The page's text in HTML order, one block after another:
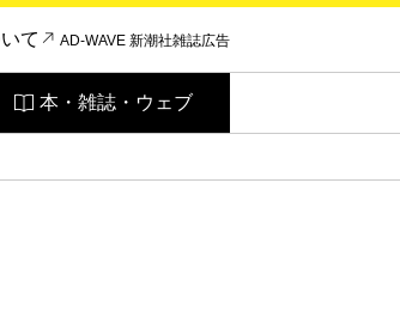
て AD-WAVE 新潮社雑誌広告
本・雑誌・ウェブ